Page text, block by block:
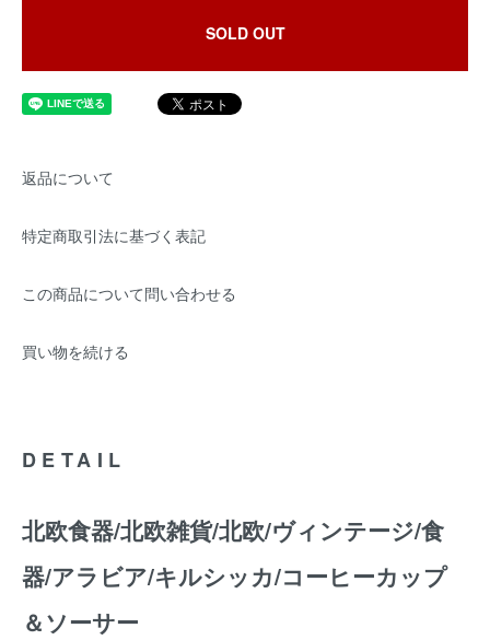
SOLD OUT
返品について
特定商取引法に基づく表記
この商品について問い合わせる
買い物を続ける
DETAIL
北欧食器/北欧雑貨/北欧/ヴィンテージ/食
器/アラビア/キルシッカ/コーヒーカップ
＆ソーサー